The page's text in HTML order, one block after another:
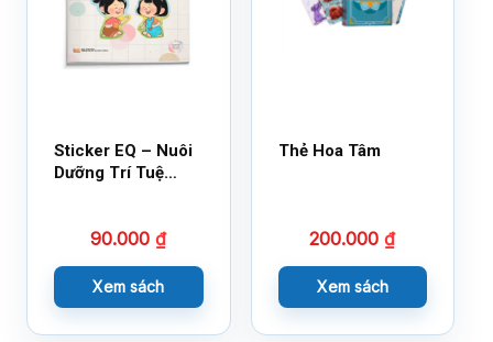
Sticker EQ – Nuôi
Dưỡng Trí Tuệ
Cùng 150 Sticker
90.000₫
Xem sách
Thẻ Hoa Tâm
200.000₫
Xem sách